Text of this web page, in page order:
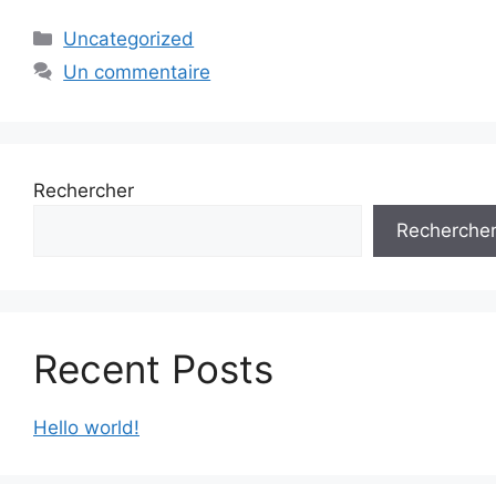
Catégories
Uncategorized
Un commentaire
Rechercher
Rechercher
Recent Posts
Hello world!